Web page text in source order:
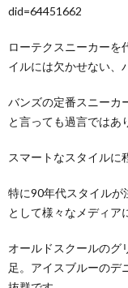
did=64451662
ローテクスニーカーを
イルには欠かせない、
バンズの定番スニーカ
と言っても過言ではあ
スマートなスタイルに
特に90年代スタイルが
として様々なメディア
オールドスクールのグ
足。アイスブルーのデ